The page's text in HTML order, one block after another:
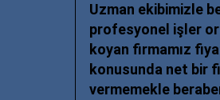
Uzman ekibimizle
profesyonel işler
koyan firmamız
konusunda net bir
vermemekle